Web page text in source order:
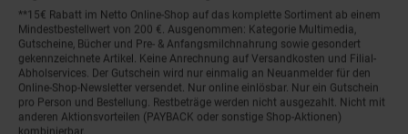
**15€ Rabatt im Netto Online-Shop auf das komplette Sortiment ab einem
Mindestbestellwert von 200 €. Ausgenommen: Kategorie Multimedia,
Gutscheine, Bücher und Pre- & Anfangsmilchnahrung sowie gesondert
gekennzeichnete Artikel. Keine Anrechnung auf Versandkosten und Filial-
Abholservices. Der Gutschein wird nur einmalig an Neuanmelder für den
Online-Shop-Newsletter versendet. Nur online einlösbar. Nur ein Gutschein
pro Person und Bestellung. Restbeträge werden nicht ausgezahlt. Nicht mit
anderen Aktionsvorteilen (PAYBACK oder sonstige Shop-Aktionen)
kombinierbar.